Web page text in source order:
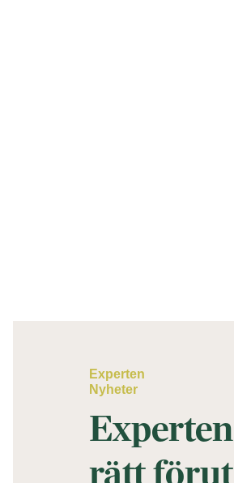
Experten
Nyheter
rätt